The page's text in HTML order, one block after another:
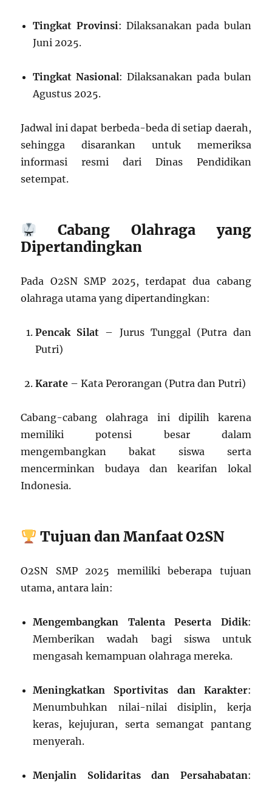
Tingkat Provinsi: Dilaksanakan pada bulan
Juni 2025.
Tingkat Nasional: Dilaksanakan pada bulan
Agustus 2025.
Jadwal ini dapat berbeda-beda di setiap daerah,
sehingga disarankan untuk memeriksa
informasi resmi dari Dinas Pendidikan
setempat.
Cabang Olahraga yang
Dipertandingkan
Pada O2SN SMP 2025, terdapat dua cabang
olahraga utama yang dipertandingkan:
Pencak Silat – Jurus Tunggal (Putra dan
Putri)
Karate – Kata Perorangan (Putra dan Putri)
Cabang-cabang olahraga ini dipilih karena
memiliki potensi besar dalam
mengembangkan bakat siswa serta
mencerminkan budaya dan kearifan lokal
Indonesia.
Tujuan dan Manfaat O2SN
O2SN SMP 2025 memiliki beberapa tujuan
utama, antara lain:
Mengembangkan Talenta Peserta Didik:
Memberikan wadah bagi siswa untuk
mengasah kemampuan olahraga mereka.
Meningkatkan Sportivitas dan Karakter:
Menumbuhkan nilai-nilai disiplin, kerja
keras, kejujuran, serta semangat pantang
menyerah.
Menjalin Solidaritas dan Persahabatan: